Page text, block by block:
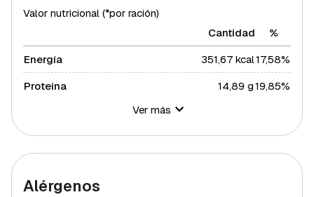
Valor nutricional (*por ración)
Cantidad
%
Energía
351,67 kcal17,58%
Proteína
14,89 g19,85%
Azúcares
0,85 g
1,7%
Grasa saturada
Ver más
Alérgenos